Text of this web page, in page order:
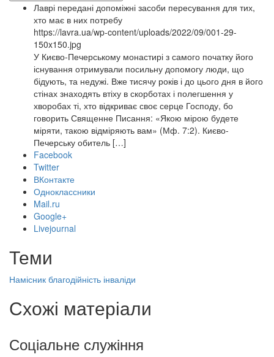
Лаврі передані допоміжні засоби пересування для тих,
хто має в них потребу
https://lavra.ua/wp-content/uploads/2022/09/001-29-
150x150.jpg
У Києво-Печерському монастирі з самого початку його
існування отримували посильну допомогу люди, що
бідують, та недужі. Вже тисячу років і до цього дня в його
стінах знаходять втіху в скорботах і полегшення у
хворобах ті, хто відкриває своє серце Господу, бо
говорить Священне Писання: «Якою мірою будете
міряти, такою відміряють вам» (Мф. 7:2). Києво-
Печерську обитель […]
Facebook
Twitter
ВКонтакте
Одноклассники
Mail.ru
Google+
Livejournal
Теми
Намісник благодійність інваліди
Схожі матеріали
Соціальне служіння